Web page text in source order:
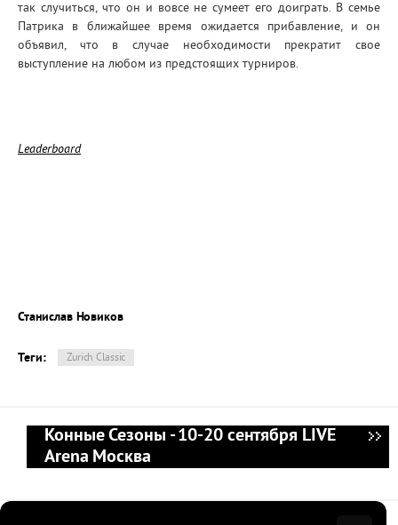
так случиться, что он и вовсе не сумеет его доиграть. В семье
Патрика в ближайшее время ожидается прибавление, и он
объявил, что в случае необходимости прекратит свое
выступление на любом из предстоящих турниров.
Leaderboard
Станислав Новиков
Теги: Zurich Classic
Конные Сезоны - 10-20 сентября LIVE
Arena Москва